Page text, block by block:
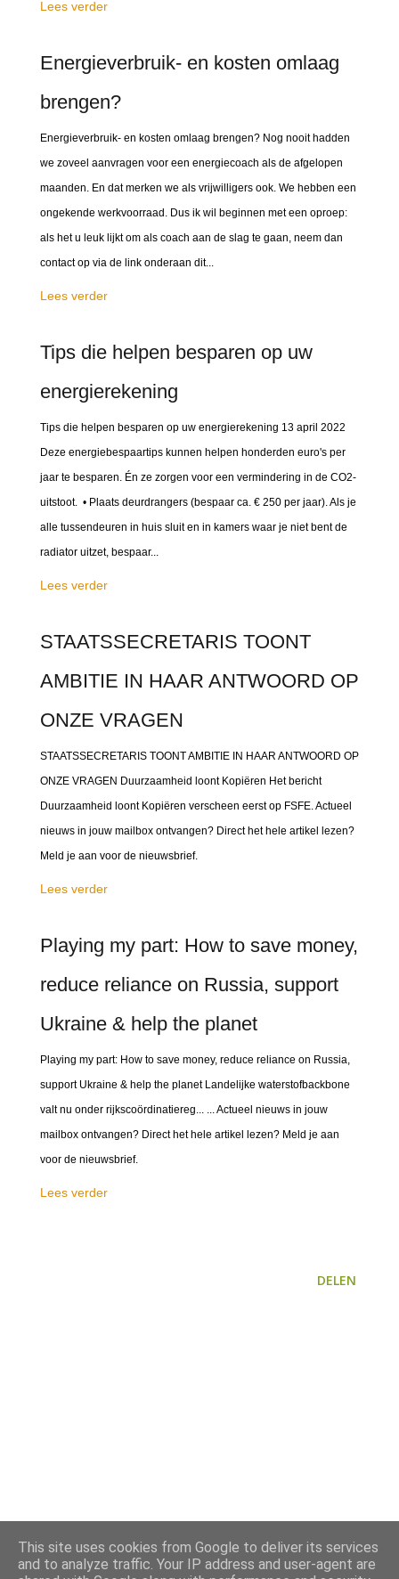
Lees verder
Energieverbruik- en kosten omlaag
brengen?
Energieverbruik- en kosten omlaag brengen? Nog nooit hadden
we zoveel aanvragen voor een energiecoach als de afgelopen
maanden. En dat merken we als vrijwilligers ook. We hebben een
ongekende werkvoorraad. Dus ik wil beginnen met een oproep:
als het u leuk lijkt om als coach aan de slag te gaan, neem dan
contact op via de link onderaan dit...
Lees verder
Tips die helpen besparen op uw
energierekening
Tips die helpen besparen op uw energierekening 13 april 2022
Deze energiebespaartips kunnen helpen honderden euro's per
jaar te besparen. Én ze zorgen voor een vermindering in de CO2-
uitstoot. • Plaats deurdrangers (bespaar ca. € 250 per jaar). Als je
alle tussendeuren in huis sluit en in kamers waar je niet bent de
radiator uitzet, bespaar...
Lees verder
STAATSSECRETARIS TOONT
AMBITIE IN HAAR ANTWOORD OP
ONZE VRAGEN
STAATSSECRETARIS TOONT AMBITIE IN HAAR ANTWOORD OP
ONZE VRAGEN Duurzaamheid loont Kopiëren Het bericht
Duurzaamheid loont Kopiëren verscheen eerst op FSFE. Actueel
nieuws in jouw mailbox ontvangen? Direct het hele artikel lezen?
Meld je aan voor de nieuwsbrief.
Lees verder
Playing my part: How to save money,
reduce reliance on Russia, support
Ukraine & help the planet
Playing my part: How to save money, reduce reliance on Russia,
support Ukraine & help the planet Landelijke waterstofbackbone
valt nu onder rijkscoördinatiereg... ... Actueel nieuws in jouw
mailbox ontvangen? Direct het hele artikel lezen? Meld je aan
voor de nieuwsbrief.
Lees verder
DELEN
This site uses cookies from Google to deliver its services
and to analyze traffic. Your IP address and user-agent are